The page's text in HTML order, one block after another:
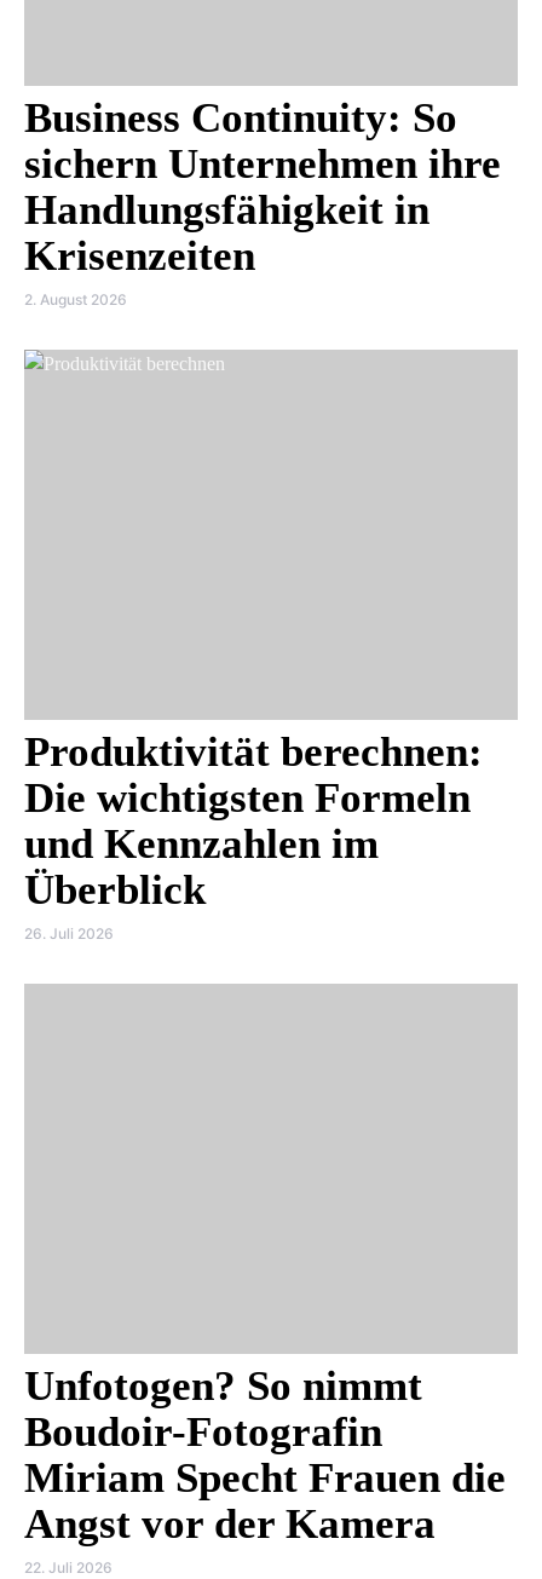
Business Continuity: So
sichern Unternehmen ihre
Handlungsfähigkeit in
Krisenzeiten
2. August 2026
Produktivität berechnen:
Die wichtigsten Formeln
und Kennzahlen im
Überblick
26. Juli 2026
Unfotogen? So nimmt
Boudoir-Fotografin
Miriam Specht Frauen die
Angst vor der Kamera
22. Juli 2026